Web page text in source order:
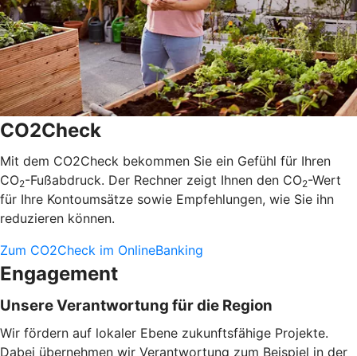
CO2Check
Mit dem CO2Check bekommen Sie ein Gefühl für Ihren
CO2-Fußabdruck. Der Rechner zeigt Ihnen den CO2-Wert
für Ihre Kontoumsätze sowie Empfehlungen, wie Sie ihn
reduzieren können.
Zum CO2Check im OnlineBanking
Engagement
Unsere Verantwortung für die Region
Wir fördern auf lokaler Ebene zukunftsfähige Projekte.
Dabei übernehmen wir Verantwortung zum Beispiel in der